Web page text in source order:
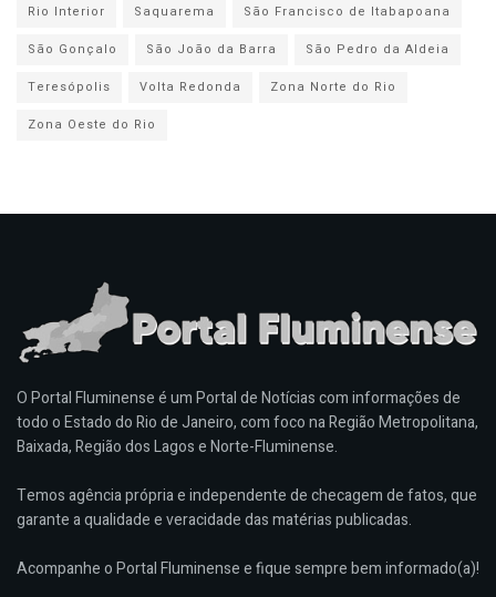
Rio Interior
Saquarema
São Francisco de Itabapoana
São Gonçalo
São João da Barra
São Pedro da Aldeia
Teresópolis
Volta Redonda
Zona Norte do Rio
Zona Oeste do Rio
O Portal Fluminense é um Portal de Notícias com informações de
todo o Estado do Rio de Janeiro, com foco na Região Metropolitana,
Baixada, Região dos Lagos e Norte-Fluminense.
Temos agência própria e independente de checagem de fatos, que
garante a qualidade e veracidade das matérias publicadas.
Acompanhe o Portal Fluminense e fique sempre bem informado(a)!